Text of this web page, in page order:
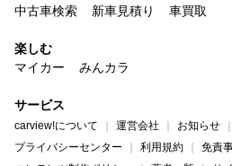
中古車検索
新車見積り 車買取
楽しむ
マイカー
みんカラ
サービス
carview!について 運営会社 お知らせ
プライバシーセンター
利用規約
免責